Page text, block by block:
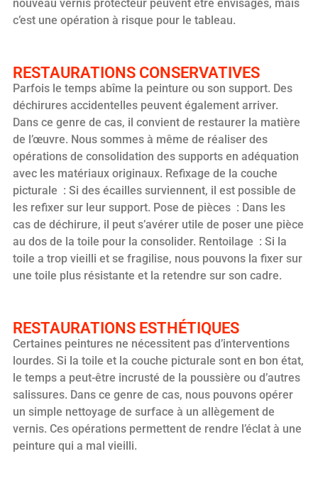
nouveau vernis protecteur peuvent être envisagés, mais
c’est une opération à risque pour le tableau.
RESTAURATIONS CONSERVATIVES
Parfois le temps abîme la peinture ou son support. Des
déchirures accidentelles peuvent également arriver.
Dans ce genre de cas, il convient de restaurer la matière
de l’œuvre. Nous sommes à même de réaliser des
opérations de consolidation des supports en adéquation
avec les matériaux originaux. Refixage de la couche
picturale : Si des écailles surviennent, il est possible de
les refixer sur leur support. Pose de pièces : Dans les
cas de déchirure, il peut s’avérer utile de poser une pièce
au dos de la toile pour la consolider. Rentoilage : Si la
toile a trop vieilli et se fragilise, nous pouvons la fixer sur
une toile plus résistante et la retendre sur son cadre.
RESTAURATIONS ESTHÉTIQUES
Certaines peintures ne nécessitent pas d’interventions
lourdes. Si la toile et la couche picturale sont en bon état,
le temps a peut-être incrusté de la poussière ou d’autres
salissures. Dans ce genre de cas, nous pouvons opérer
un simple nettoyage de surface à un allègement de
vernis. Ces opérations permettent de rendre l’éclat à une
peinture qui a mal vieilli.